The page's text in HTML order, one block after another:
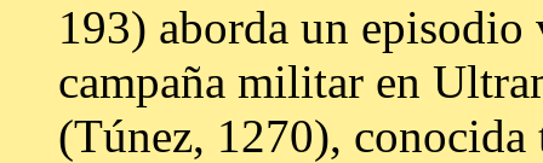
193) aborda un
campaña militar en
(Túnez, 1270),